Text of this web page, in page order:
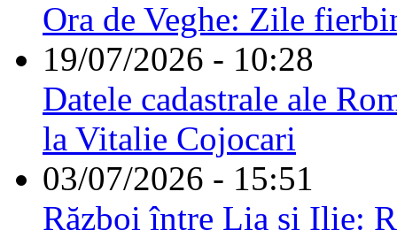
Ora de Veghe: Zile
19/07/2026 - 10:28
Datele cadastrale ale
la Vitalie Cojocari
03/07/2026 - 15:51
Război între Lia și Ilie: